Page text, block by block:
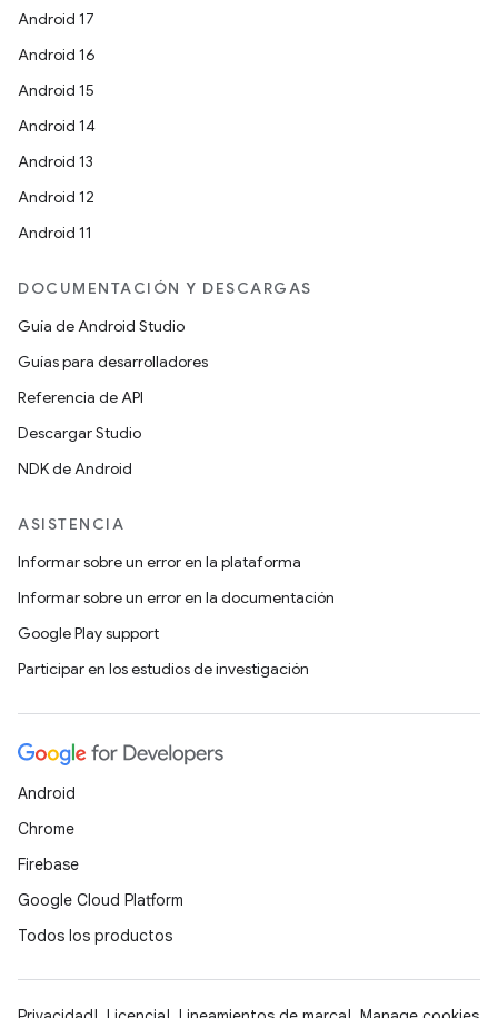
Android 17
Android 16
Android 15
Android 14
Android 13
Android 12
Android 11
DOCUMENTACIÓN Y DESCARGAS
Guía de Android Studio
Guías para desarrolladores
Referencia de API
Descargar Studio
NDK de Android
ASISTENCIA
Informar sobre un error en la plataforma
Informar sobre un error en la documentación
Google Play support
Participar en los estudios de investigación
Android
Chrome
Firebase
Google Cloud Platform
Todos los productos